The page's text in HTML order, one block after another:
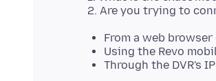
From a web browser
Using the Revo
Through the DVR's